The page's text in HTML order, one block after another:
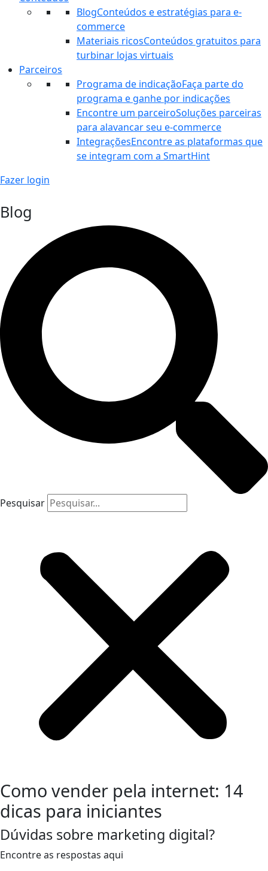
BlogConteúdos e estratégias para e-
commerce
Materiais ricosConteúdos gratuitos para
turbinar lojas virtuais
Parceiros
Programa de indicaçãoFaça parte do
programa e ganhe por indicações
Encontre um parceiroSoluções parceiras
para alavancar seu e-commerce
IntegraçõesEncontre as plataformas que
se integram com a SmartHint
Fazer login
Blog
Pesquisar
Como vender pela internet: 14
dicas para iniciantes
Dúvidas sobre marketing digital?
Encontre as respostas aqui